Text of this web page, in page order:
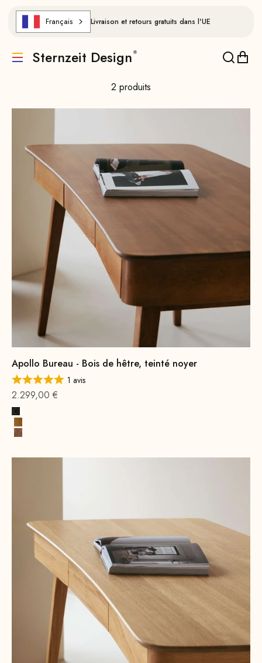
Français Livraison et retours gratuits dans l'UE
Traduction manquante : de.header.general.menu
Sternzeit Design
2 produits
Apollo Bureau - Bois de hêtre, teinté noyer
1 avis
Offre à partir de
2.299,00 €
Noir
Cognac Premium
Bois de hêtre, teinté noyer